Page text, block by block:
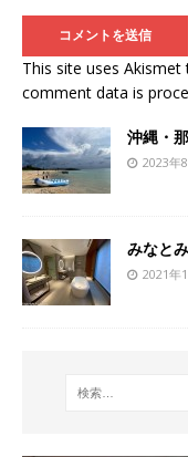
This site uses
comment data is
沖縄・
2023年
みなと
2021年